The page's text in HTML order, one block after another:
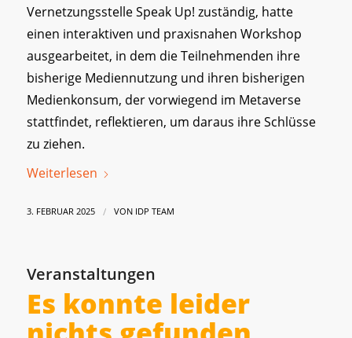
Vernetzungsstelle Speak Up! zuständig, hatte
einen interaktiven und praxisnahen Workshop
ausgearbeitet, in dem die Teilnehmenden ihre
bisherige Mediennutzung und ihren bisherigen
Medienkonsum, der vorwiegend im Metaverse
stattfindet, reflektieren, um daraus ihre Schlüsse
zu ziehen.
Weiterlesen
3. FEBRUAR 2025 / VON IDP TEAM
Veranstaltungen
Es konnte leider